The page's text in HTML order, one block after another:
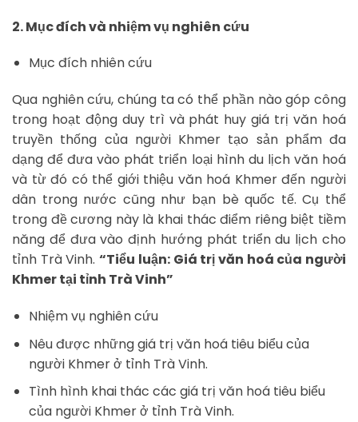
2. Mục đích và nhiệm vụ nghiên cứu
Mục đích nhiên cứu
Qua nghiên cứu, chúng ta có thể phần nào góp công
trong hoạt động duy trì và phát huy giá trị văn hoá
truyền thống của người Khmer tạo sản phẩm đa
dạng để đưa vào phát triển loại hình du lịch văn hoá
và từ đó có thể giới thiệu văn hoá Khmer đến người
dân trong nước cũng như bạn bè quốc tế. Cụ thể
trong đề cương này là khai thác điểm riêng biệt tiềm
năng để đưa vào định hướng phát triển du lịch cho
tỉnh Trà Vinh.“Tiểu luận: Giá trị văn hoá của người
Khmer tại tỉnh Trà Vinh”
Nhiệm vụ nghiên cứu
Nêu được những giá trị văn hoá tiêu biểu của
người Khmer ở tỉnh Trà Vinh.
Tình hình khai thác các giá trị văn hoá tiêu biểu
của người Khmer ở tỉnh Trà Vinh.